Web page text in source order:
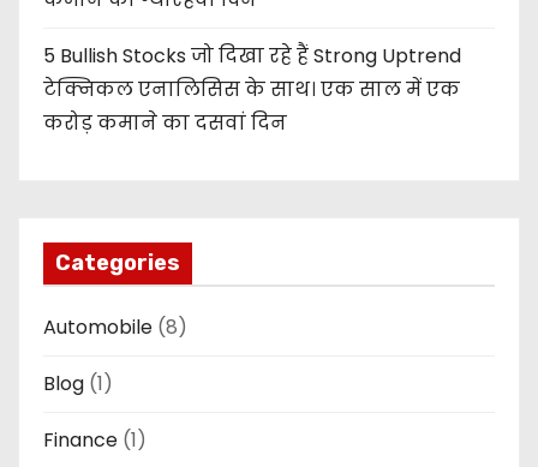
5 Bullish Stocks जो दिखा रहे हैं Strong Uptrend
टेक्निकल एनालिसिस के साथ। एक साल में एक
करोड़ कमाने का दसवां दिन
Categories
Automobile (8)
Blog (1)
Finance (1)